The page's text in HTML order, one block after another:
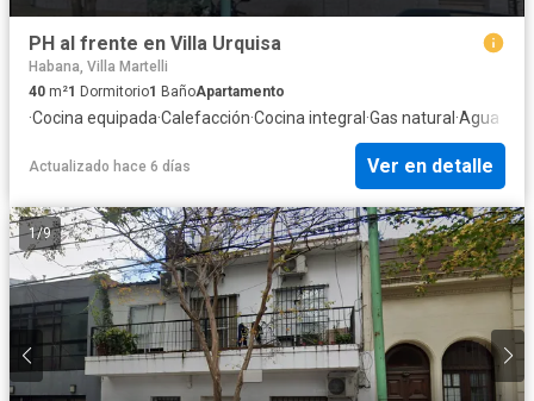
PH al frente en Villa Urquisa
Habana, Villa Martelli
40 m²1 Dormitorio1 BañoApartamento
·Cocina equipada·Calefacción·Cocina integral ·Gas natural ·Agua
Actualizado hace 6 días Ver en detalle
1/9